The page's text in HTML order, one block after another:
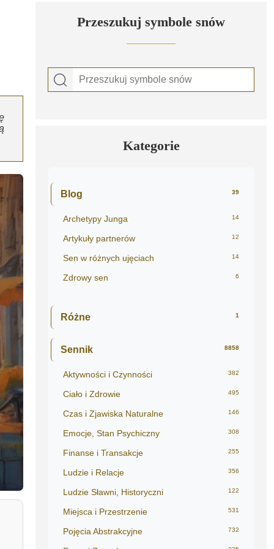
Przeszukuj symbole snów
Kategorie
Blog 39
Archetypy Junga 14
Artykuły partnerów 12
Sen w różnych ujęciach 14
Zdrowy sen 6
Różne 1
Sennik 8858
Aktywności i Czynności 382
Ciało i Zdrowie 495
Czas i Zjawiska Naturalne 146
Emocje, Stan Psychiczny 308
Finanse i Transakcje 255
Ludzie i Relacje 356
Ludzie Sławni, Historyczni 122
Miejsca i Przestrzenie 531
Pojęcia Abstrakcyjne 732